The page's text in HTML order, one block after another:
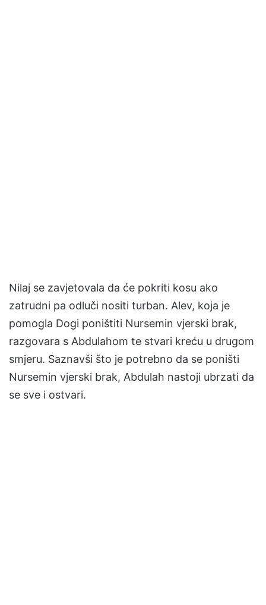
Nilaj se zavjetovala da će pokriti kosu ako
zatrudni pa odluči nositi turban. Alev, koja je
pomogla Dogi poništiti Nursemin vjerski brak,
razgovara s Abdulahom te stvari kreću u drugom
smjeru. Saznavši što je potrebno da se poništi
Nursemin vjerski brak, Abdulah nastoji ubrzati da
se sve i ostvari.